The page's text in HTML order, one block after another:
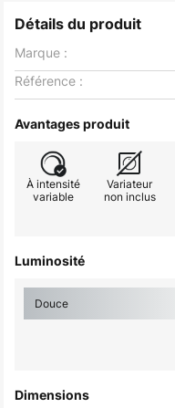
Détails du produit
Marque :
Référence :
Avantages produit
À intensité
variable
Variateur
non inclus
Luminosité
Douce
Dimensions